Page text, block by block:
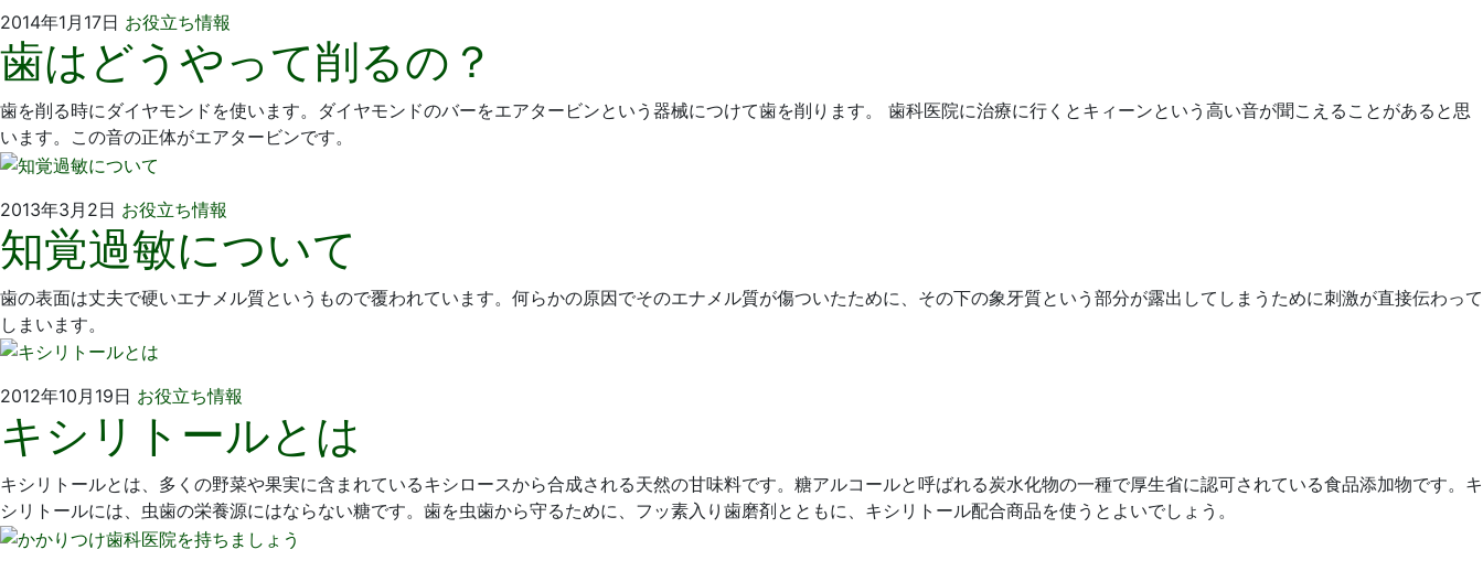
2014年1月17日 お役立ち情報
月
17
日
歯
科
医
院
歯はどうやって削るの？
歯を削る時にダイヤモンドを使います。ダイヤモンドのバーをエアタービンという器械につけて歯を削ります。 歯科医院に治療に行くとキィーンという高い音が聞こえることがあると思
います。この音の正体がエアタービンです。
2013年3月2日 お役立ち情報
年
月
そ
歯
科
知覚過敏について
歯の表面は丈夫で硬いエナメル質というもので覆われています。何らかの原因でそのエナメル質が傷ついたために、その下の象牙質という部分が露出してしまうために刺激が直接伝わって
しまいます。
2012年10月19日 お役立ち情報
年
10
月
19
日
そ
歯
科
医
院
キシリトールとは
キシリトールとは、多くの野菜や果実に含まれているキシロースから合成される天然の甘味料です。糖アルコールと呼ばれる炭水化物の一種で厚生省に認可されている食品添加物です。キ
シリトールには、虫歯の栄養源にはならない糖です。歯を虫歯から守るために、フッ素入り歯磨剤とともに、キシリトール配合商品を使うとよいでしょう。